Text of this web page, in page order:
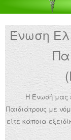
Ένωση
Η Ένωσή μας
Παιδιάτρους με
είτε κάποια
Ανακοινώσεις
Εργαλεία για
Χρήσιμα Links
Επεξεργασία